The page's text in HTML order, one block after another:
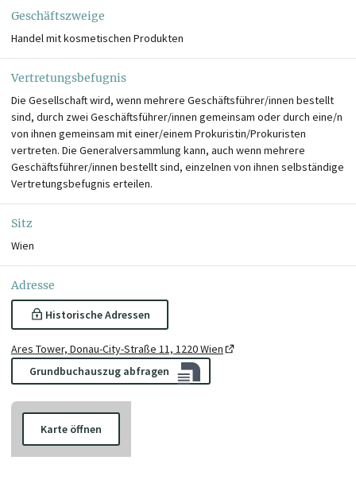
Geschäftszweige
Handel mit kosmetischen Produkten
Vertretungsbefugnis
Die Gesellschaft wird, wenn mehrere Geschäftsführer/innen bestellt
sind, durch zwei Geschäftsführer/innen gemeinsam oder durch eine/n
von ihnen gemeinsam mit einer/einem Prokuristin/Prokuristen
vertreten. Die Generalversammlung kann, auch wenn mehrere
Geschäftsführer/innen bestellt sind, einzelnen von ihnen selbständige
Vertretungsbefugnis erteilen.
Sitz
Wien
Adresse
Historische Adressen
Ares Tower, Donau-City-Straße 11, 1220 Wien
Grundbuchauszug abfragen
Karte öffnen